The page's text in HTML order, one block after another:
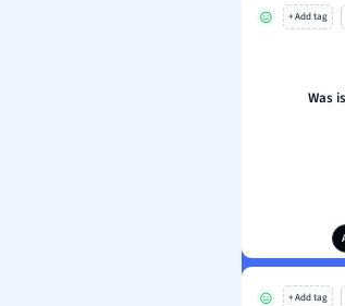
+ Add tag
Was
+ Add tag